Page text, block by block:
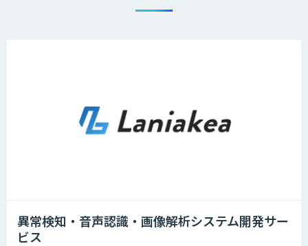
異常検知・音声認識・画像解析システム開発サー
ビス